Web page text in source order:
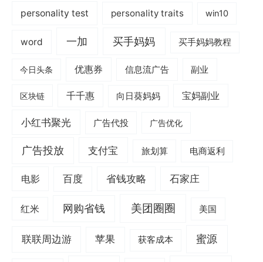
personality test personality traits win10
word 一加 买手妈妈 买手妈妈教程
今日头条 优惠券 信息流广告 副业
区块链 千千惠 向日葵妈妈 宝妈副业
小红书聚光 广告代投 广告优化
广告投放 支付宝 旅划算 电商返利
电影 百度 省钱攻略 石家庄
红米 网购省钱 美团圈圈 美国
联联周边游 苹果 获客成本 蜜源